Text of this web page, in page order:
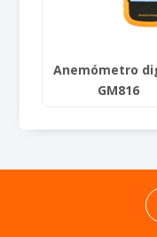
Anemómetro
GM816